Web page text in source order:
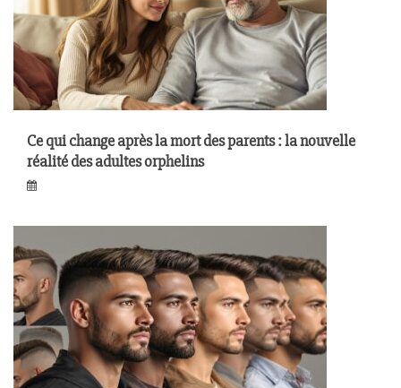
Ce qui change après la mort des parents : la nouvelle
réalité des adultes orphelins